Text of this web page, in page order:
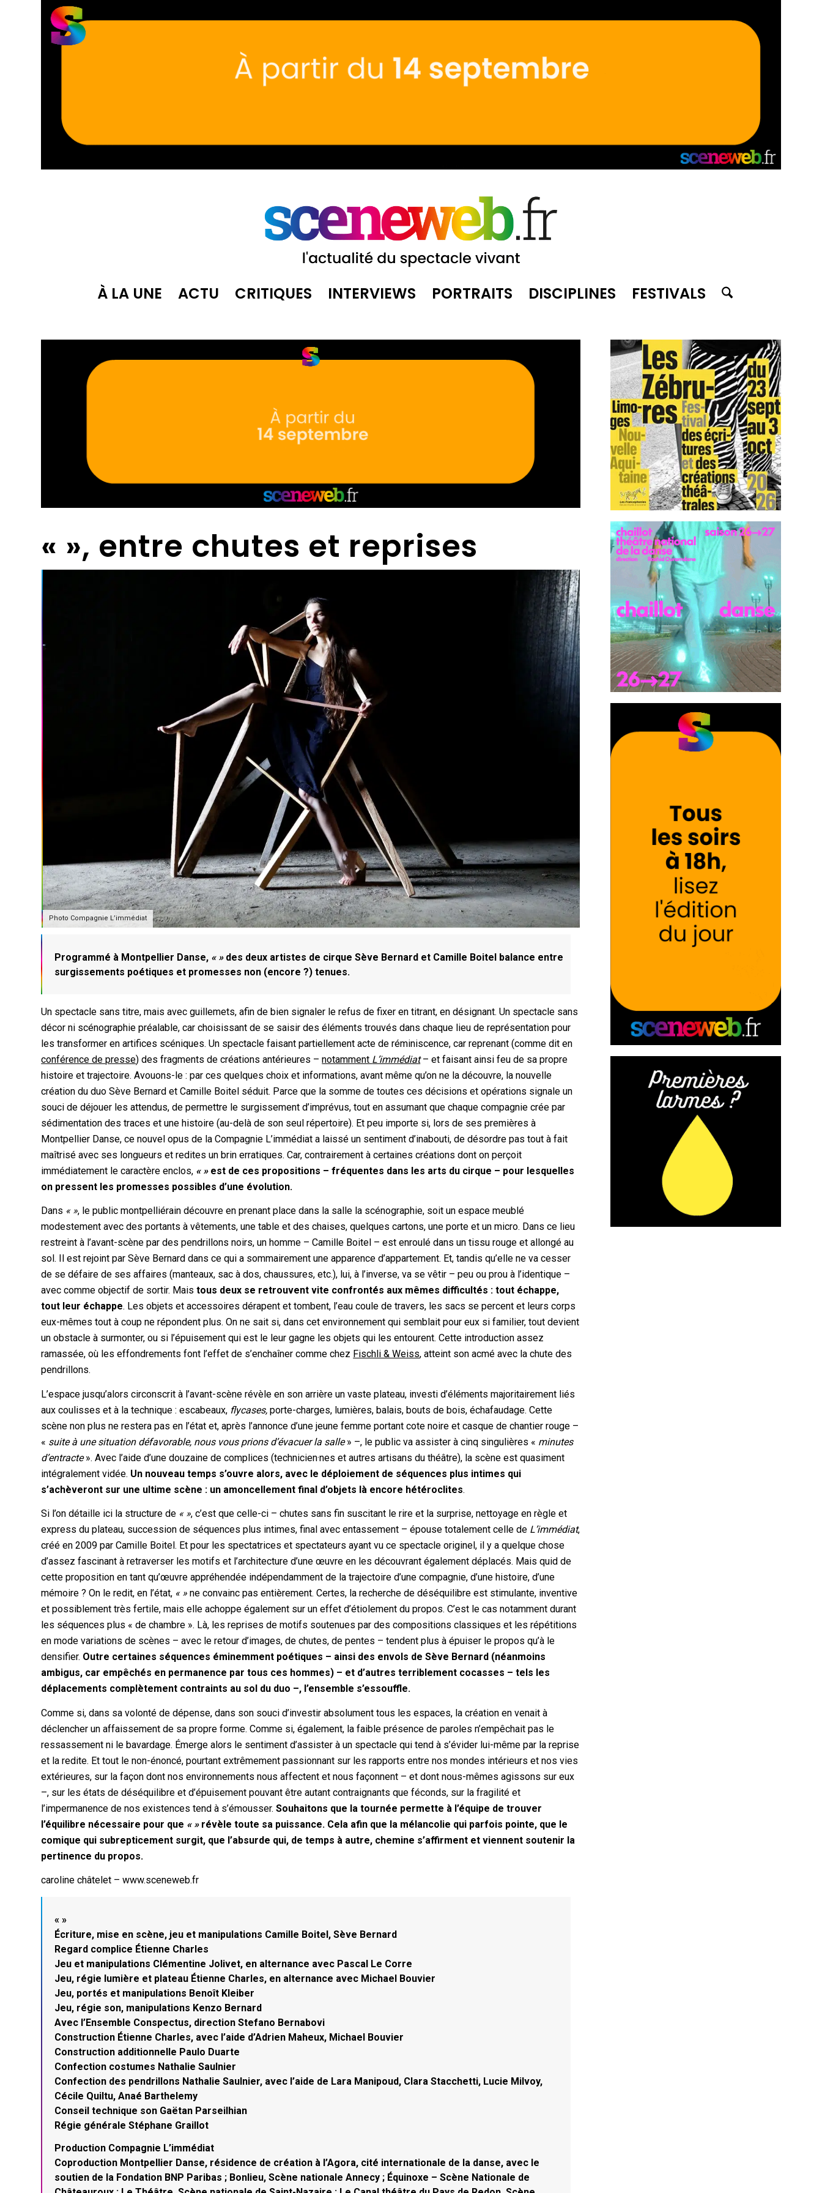
À LA UNE ACTU CRITIQUES INTERVIEWS PORTRAITS DISCIPLINES FESTIVALS
« », entre chutes et reprises
Photo Compagnie L’immédiat
Programmé à Montpellier Danse, « »des deux artistes de cirque Sève Bernard et Camille Boitel balance entre
surgissements poétiques et promesses non (encore ?) tenues.
Un spectacle sans titre, mais avec guillemets, afin de bien signaler le refus de fixer en titrant, en désignant. Un spectacle sans
décor ni scénographie préalable, car choisissant de se saisir des éléments trouvés dans chaque lieu de représentation pour
les transformer en artifices scéniques. Un spectacle faisant partiellement acte de réminiscence, car reprenant (comme dit en
conférence de presse) des fragments de créations antérieures –notamment L’immédiat– et faisant ainsi feu de sa propre
histoire et trajectoire. Avouons-le : par ces quelques choix et informations, avant même qu’on ne la découvre, la nouvelle
création du duo Sève Bernard et Camille Boitel séduit. Parce que la somme de toutes ces décisions et opérations signale un
souci de déjouer les attendus, de permettre le surgissement d’imprévus, tout en assumant que chaque compagnie crée par
sédimentation des traces et une histoire (au-delà de son seul répertoire). Et peu importe si, lors de ses premières à
Montpellier Danse, ce nouvel opus de la Compagnie L’immédiat a laissé un sentiment d’inabouti, de désordre pas tout à fait
maîtrisé avec ses longueurs et redites un brin erratiques. Car, contrairement à certaines créations dont on perçoit
immédiatement le caractère enclos, « »est de ces propositions – fréquentes dans les arts du cirque – pour lesquelles
on pressent les promesses possibles d’une évolution.
Dans « », le public montpelliérain découvre en prenant place dans la salle la scénographie, soit un espace meublé
modestement avec des portants à vêtements, une table et des chaises, quelques cartons, une porte et un micro. Dans ce lieu
restreint à l’avant-scène par des pendrillons noirs, un homme – Camille Boitel – est enroulé dans un tissu rouge et allongé au
sol. Il est rejoint par Sève Bernard dans ce qui a sommairement une apparence d’appartement. Et, tandis qu’elle ne va cesser
de se défaire de ses affaires (manteaux, sac à dos, chaussures, etc.), lui, à l’inverse, va se vêtir – peu ou prou à l’identique –
avec comme objectif de sortir. Maistous deux se retrouvent vite confrontés aux mêmes difficultés : tout échappe,
tout leur échappe. Les objets et accessoires dérapent et tombent, l’eau coule de travers, les sacs se percent et leurs corps
eux-mêmes tout à coup ne répondent plus. On ne sait si, dans cet environnement qui semblait pour eux si familier, tout devient
un obstacle à surmonter, ou si l’épuisement qui est le leur gagne les objets qui les entourent. Cette introduction assez
ramassée, où les effondrements font l’effet de s’enchaîner comme chez Fischli & Weiss, atteint son acmé avec la chute des
pendrillons.
L’espace jusqu’alors circonscrit à l’avant-scène révèle en son arrière un vaste plateau, investi d’éléments majoritairement liés
aux coulisses et à la technique : escabeaux, flycases, porte-charges, lumières, balais, bouts de bois, échafaudage. Cette
scène non plus ne restera pas en l’état et, après l’annonce d’une jeune femme portant cote noire et casque de chantier rouge –
« suite à une situation défavorable, nous vous prions d’évacuer la salle» –, le public va assister à cinq singulières « minutes
d’entracte». Avec l’aide d’une douzaine de complices (technicien·nes et autres artisans du théâtre), la scène est quasiment
intégralement vidée. Un nouveau temps s’ouvre alors, avec le déploiement de séquences plus intimes qui
s’achèveront sur une ultime scène : un amoncellement final d’objets là encore hétéroclites.
Si l’on détaille ici la structure de « », c’est que celle-ci – chutes sans fin suscitant le rire et la surprise, nettoyage en règle et
express du plateau, succession de séquences plus intimes, final avec entassement – épouse totalement celle de L’immédiat,
créé en 2009 par Camille Boitel. Et pour les spectatrices et spectateurs ayant vu ce spectacle originel, il y a quelque chose
d’assez fascinant à retraverser les motifs et l’architecture d’une œuvre en les découvrant également déplacés. Mais quid de
cette proposition en tant qu’œuvre appréhendée indépendamment de la trajectoire d’une compagnie, d’une histoire, d’une
mémoire ? On le redit, en l’état, « » ne convainc pas entièrement. Certes, la recherche de déséquilibre est stimulante, inventive
et possiblement très fertile, mais elle achoppe également sur un effet d’étiolement du propos. C’est le cas notamment durant
les séquences plus « de chambre ». Là, les reprises de motifs soutenues par des compositions classiques et les répétitions
en mode variations de scènes – avec le retour d’images, de chutes, de pentes – tendent plus à épuiser le propos qu’à le
densifier. Outre certaines séquences éminemment poétiques – ainsi des envols de Sève Bernard (néanmoins
ambigus, car empêchés en permanence par tous ces hommes) – et d’autres terriblement cocasses – tels les
déplacements complètement contraints au sol du duo –, l’ensemble s’essouffle.
Comme si, dans sa volonté de dépense, dans son souci d’investir absolument tous les espaces, la création en venait à
déclencher un affaissement de sa propre forme. Comme si, également, la faible présence de paroles n’empêchait pas le
ressassement ni le bavardage. Émerge alors le sentiment d’assister à un spectacle qui tend à s’évider lui-même par la reprise
et la redite. Et tout le non-énoncé, pourtant extrêmement passionnant sur les rapports entre nos mondes intérieurs et nos vies
extérieures, sur la façon dont nos environnements nous affectent et nous façonnent – et dont nous-mêmes agissons sur eux
–, sur les états de déséquilibre et d’épuisement pouvant être autant contraignants que féconds, sur la fragilité et
l’impermanence de nos existences tend à s’émousser.Souhaitons que la tournée permette à l’équipe de trouver
l’équilibre nécessaire pour que « »révèle toute sa puissance. Cela afin que la mélancolie qui parfois pointe, que le
comique qui subrepticement surgit, que l’absurde qui, de temps à autre, chemine s’affirment et viennent soutenir la
pertinence du propos.
caroline châtelet – www.sceneweb.fr
« »
Écriture, mise en scène, jeu et manipulations Camille Boitel, Sève Bernard
Regard complice Étienne Charles
Jeu et manipulations Clémentine Jolivet, en alternance avec Pascal Le Corre
Jeu, régie lumière et plateau Étienne Charles, en alternance avec Michael Bouvier
Jeu, portés et manipulations Benoît Kleiber
Jeu, régie son, manipulations Kenzo Bernard
Avec l’Ensemble Conspectus, direction Stefano Bernabovi
Construction Étienne Charles, avec l’aide d’Adrien Maheux, Michael Bouvier
Construction additionnelle Paulo Duarte
Confection costumes Nathalie Saulnier
Confection des pendrillons Nathalie Saulnier, avec l’aide de Lara Manipoud, Clara Stacchetti, Lucie Milvoy,
Cécile Quiltu, Anaé Barthelemy
Conseil technique son Gaëtan Parseilhian
Régie générale Stéphane Graillot
Production Compagnie L’immédiat
Coproduction Montpellier Danse, résidence de création à l’Agora, cité internationale de la danse, avec le
soutien de la Fondation BNP Paribas ; Bonlieu, Scène nationale Annecy ; Équinoxe – Scène Nationale de